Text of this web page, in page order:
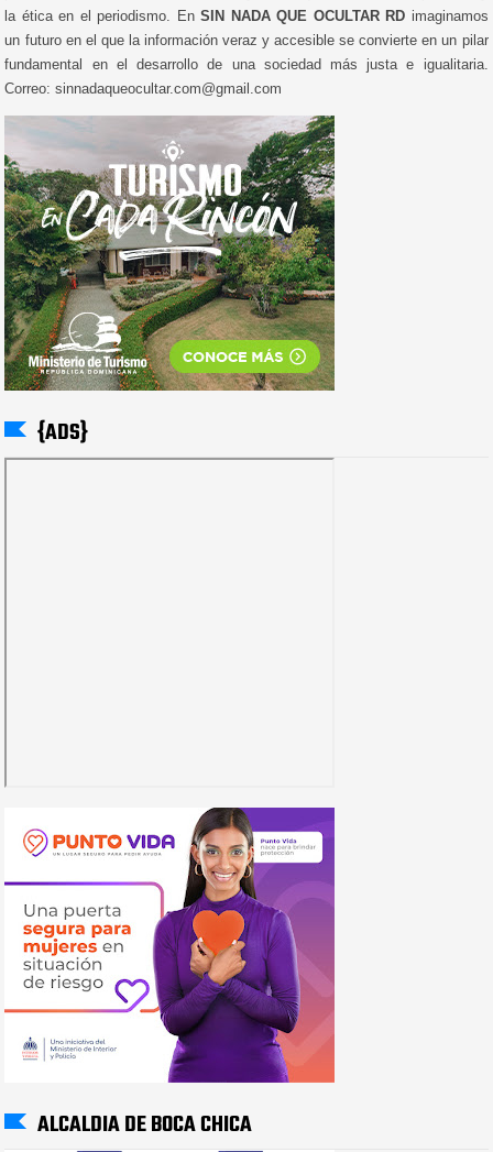
la ética en el periodismo. EnSIN NADA QUE OCULTAR RD imaginamos
un futuro en el que la información veraz y accesible se convierte en un pilar
fundamental en el desarrollo de una sociedad más justa e igualitaria.
Correo: sinnadaqueocultar.com@gmail.com
{ADS}
ALCALDIA DE BOCA CHICA